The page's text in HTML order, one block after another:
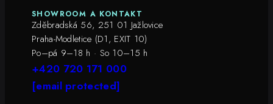
SHOWROOM A KONTAKT
Zděbradská 56, 251 01 Jažlovice
Praha-Modletice (D1, EXIT 10)
Po–pá 9–18 h · So 10–15 h
+420 720 171 000
[email protected]